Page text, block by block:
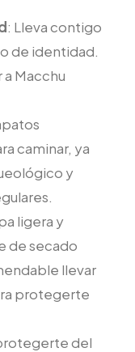
: Lleva contigo
de identidad.
a Macchu
caminar, ya
y
ligera y
de secado
llevar
protegerte
del